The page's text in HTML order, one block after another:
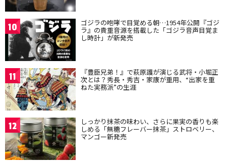
10 ゴジラの咆哮で目覚める朝…1954年公開『ゴジ
ラ』の貴重音源を搭載した「ゴジラ音声目覚ま
し時計」が新発売
11 『豊臣兄弟！』で萩原護が演じる武将・小堀正
次とは？秀長・秀吉・家康が重用、“出家を重
ねた実務派”の生涯
12 しっかり抹茶の味わい、さらに果実の香りも楽
しめる「無糖フレーバー抹茶」ストロベリー、
マンゴー新発売